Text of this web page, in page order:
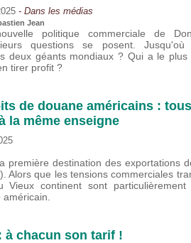
- Dans les médias
Jean
politique commerciale de
questions se posent.
deux géants mondiaux ? Qui a le
tirer profit ?
de douane américains :
la même enseigne
première destination des exportations
Alors que les tensions commerciales
Vieux continent sont
à chacun son tarif !